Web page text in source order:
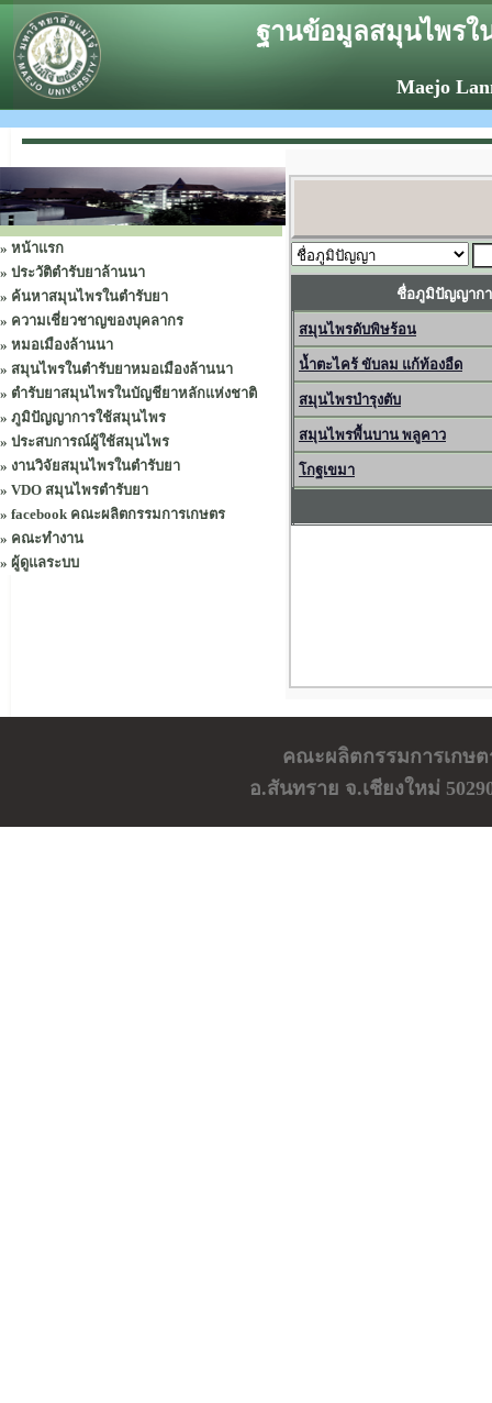
ฐานข้อมูลสมุนไพรใ
Maejo
» หน้าแรก
» ประวัติตำรับยาล้านนา
» ค้นหาสมุนไพรในตำรับยา
» ความเชี่ยวชาญของบุคลากร
» หมอเมืองล้านนา
» สมุนไพรในตำรับยาหมอเมืองล้านนา
» ตำรับยาสมุนไพรในบัญชียาหลักแห่งชาติ
» ภูมิปัญญาการใช้สมุนไพร
» ประสบการณ์ผู้ใช้สมุนไพร
» งานวิจัยสมุนไพรในตำรับยา
» VDO สมุนไพรตำรับยา
» facebook คณะผลิตกรรมการเกษตร
» คณะทำงาน
» ผู้ดูแลระบบ
ชื่อภูมิปัญญาก
สมุนไพรดับพิษร้อน
น้ำตะไคร้ ขับลม แก้ท้องอืด
สมุนไพรบำรุงตับ
สมุนไพรพื้นบาน พลูคาว
โกฐเขมา
คณะผลิตกรรมการเกษ
อ.สันทราย จ.เชียงใหม่